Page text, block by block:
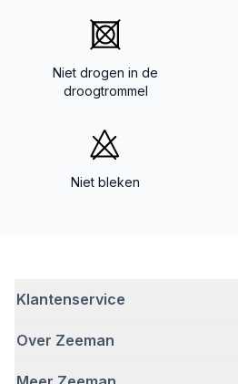
Niet drogen in de
droogtrommel
Niet bleken
Klantenservice
Veelgestelde vragen
Over Zeeman